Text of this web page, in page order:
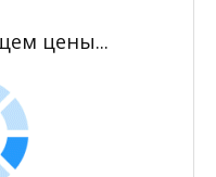
цены...